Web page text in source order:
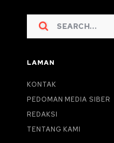
LAMAN
KONTAK
PEDOMAN MEDIA SIBER
REDAKSI
TENTANG KAMI